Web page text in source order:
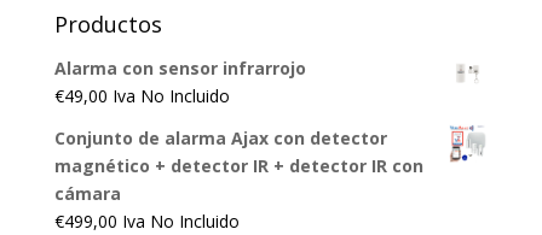
Productos
Alarma con sensor infrarrojo
€49,00 Iva No Incluido
Conjunto de alarma Ajax con detector
magnético + detector IR + detector IR con
cámara
€499,00 Iva No Incluido